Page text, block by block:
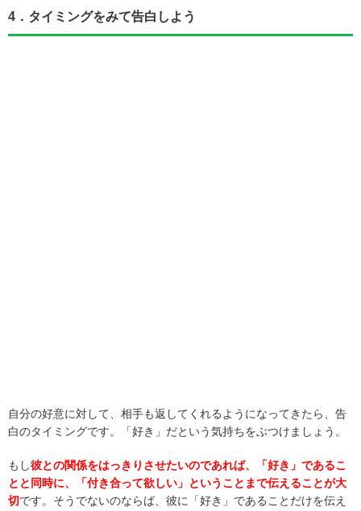
4．タイミングをみて告白しよう
自分の好意に対して、相手も返してくれるようになってきたら、告
白のタイミングです。「好き」だという気持ちをぶつけましょう。
もし彼との関係をはっきりさせたいのであれば、「好き」であるこ
とと同時に、「付き合って欲しい」ということまで伝えることが大
切です。そうでないのならば、彼に「好き」であることだけを伝え